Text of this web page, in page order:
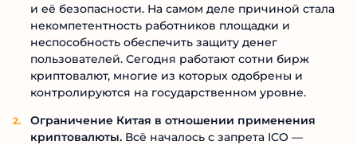
и её безопасности. На самом деле причиной стала
некомпетентность работников площадки и
неспособность обеспечить защиту денег
пользователей. Сегодня работают сотни бирж
криптовалют, многие из которых одобрены и
контролируются на государственном уровне.
Ограничение Китая в отношении применения
криптовалюты. Всё началось с запрета ICO —